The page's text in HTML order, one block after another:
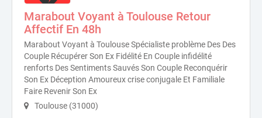
Marabout Voyant à Toulouse Retour
Affectif En 48h
Marabout Voyant à Toulouse Spécialiste problème Des Des
Couple Récupérer Son Ex Fidélité En Couple infidélité
renforts Des Sentiments Sauvés Son Couple Reconquérir
Son Ex Déception Amoureux crise conjugale Et Familiale
Faire Revenir Son Ex
Toulouse (31000)